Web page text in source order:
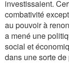
investissaient.
combativité
au pouvoir à
a mené une
social et
dans une sorte